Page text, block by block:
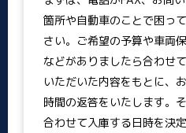
箇所や自動車のことで困っ
さい。ご希望の予算や車両
などがありましたら合わせ
いただいた内容をもとに、
時間の返答をいたします。
合わせて入庫する日時を決定